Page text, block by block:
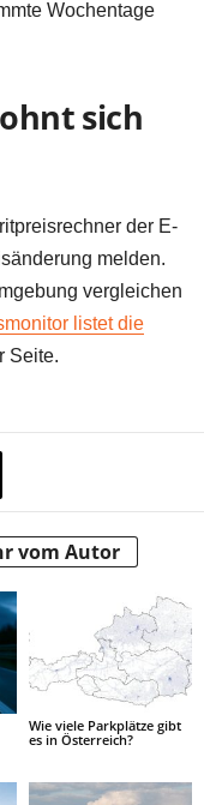
Wochentage
sich
der E-
melden.
vergleichen
listet die
Seite.
vom Autor
Wie viele Parkplätze gibt
es in Österreich?